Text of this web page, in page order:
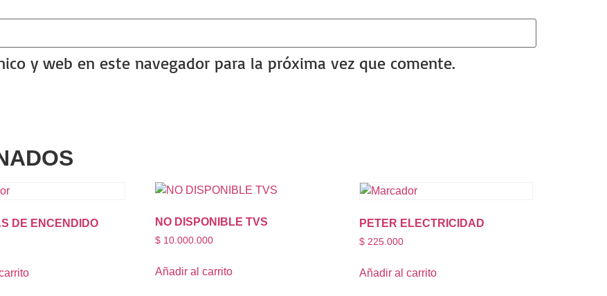
y web en este navegador para la próxima vez que comente.
DE ENCENDIDO NO DISPONIBLE TVS
$ 10.000.000
Añadir al carrito
PETER ELECTRICIDAD
$ 225.000
Añadir al carrito